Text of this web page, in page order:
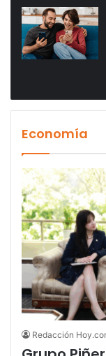
Economía
Redacción